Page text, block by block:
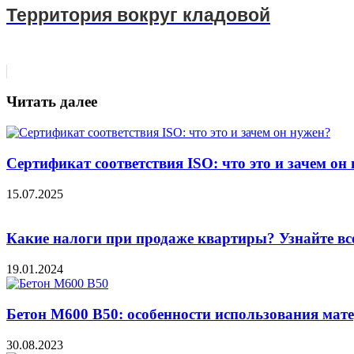
Территория вокруг кладовой
Читать далее
Сертификат соответствия ISO: что это и зачем он
15.07.2025
Какие налоги при продаже квартиры? Узнайте
19.01.2024
Бетон М600 В50: особенности использования
30.08.2023